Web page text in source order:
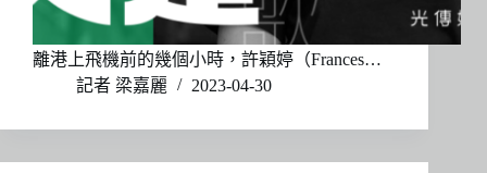
離港上飛機前的幾個小時，許穎婷（Frances…
記者 梁嘉麗
2023-04-30